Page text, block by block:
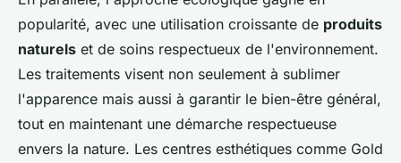
popularité, avec une utilisation croissante de produits
naturels et de soins respectueux de l'environnement.
Les traitements visent non seulement à sublimer
l'apparence mais aussi à garantir le bien-être général,
tout en maintenant une démarche respectueuse
envers la nature. Les centres esthétiques comme Gold